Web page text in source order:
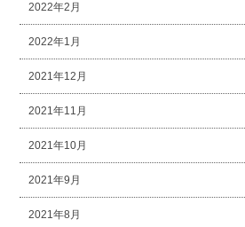
2022年2月
2022年1月
2021年12月
2021年11月
2021年10月
2021年9月
2021年8月